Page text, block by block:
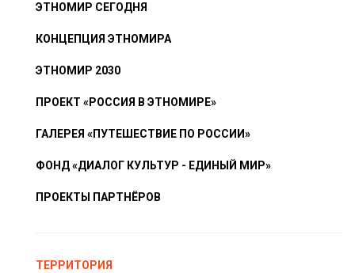
ЭТНОМИР СЕГОДНЯ
КОНЦЕПЦИЯ ЭТНОМИРА
ЭТНОМИР 2030
ПРОЕКТ «РОССИЯ В ЭТНОМИРЕ»
ГАЛЕРЕЯ «ПУТЕШЕСТВИЕ ПО РОССИИ»
ФОНД «ДИАЛОГ КУЛЬТУР - ЕДИНЫЙ МИР»
ПРОЕКТЫ ПАРТНЁРОВ
ТЕРРИТОРИЯ